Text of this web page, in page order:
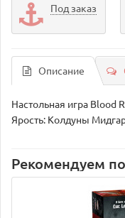
Под заказ
Описание
Настольная игра Blood
Ярость: Колдуны
Рекомендуем